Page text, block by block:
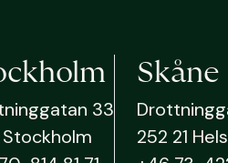
33
Stockholm
Skåne
252 21